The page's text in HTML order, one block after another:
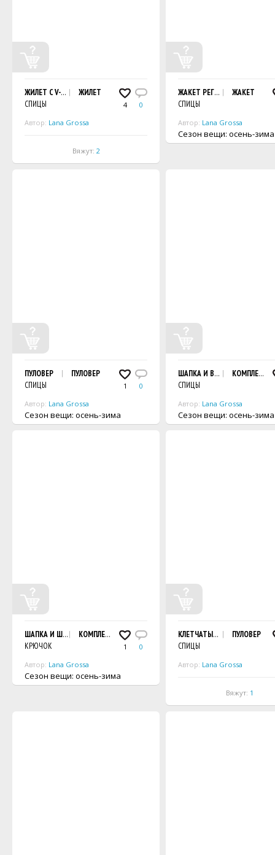
4 0
ЖИЛЕТ С V-ОБРАЗНЫМ ВЫРЕЗОМ ГОРЛОВИНЫ
ЖИЛЕТ
СПИЦЫ
Автор: Lana Grossa
Вяжут: 2
ЖАКЕТ РЕГЛАН
ЖАКЕТ
СПИЦЫ
Автор: Lana Grossa
Сезон вещи: осень-зима
1 0
ПУЛОВЕР
ПУЛОВЕР
СПИЦЫ
Автор: Lana Grossa
Сезон вещи: осень-зима
ШАПКА И ВАРЕЖКИКОМПЛЕКТ
СПИЦЫ
Автор: Lana Grossa
Сезон вещи: осень-зима
1 0
ШАПКА И ШАРФ, СВЯЗАННЫЕ КРЮЧКОМ
КОМПЛЕКТ
КРЮЧОК
Автор: Lana Grossa
Сезон вещи: осень-зима
КЛЕТЧАТЫЙ ПУЛОВЕР
ПУЛОВЕР
СПИЦЫ
Автор: Lana Grossa
Вяжут: 1